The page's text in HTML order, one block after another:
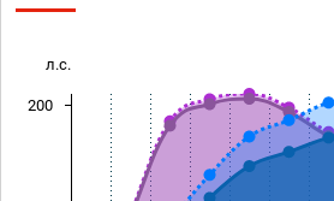
л.с.
200